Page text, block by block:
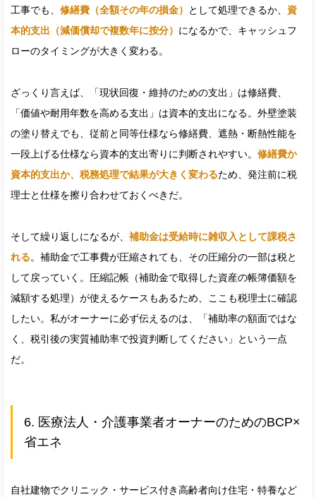
工事でも、 修繕費（全額その年の損金） として処理できるか、 資
本的支出（減価償却で複数年に按分） になるかで、キャッシュフ
ローのタイミングが大きく変わる。
ざっくり言えば、「現状回復・維持のための支出」は修繕費、
「価値や耐用年数を高める支出」は資本的支出になる。外壁塗装
の塗り替えでも、従前と同等仕様なら修繕費、遮熱・断熱性能を
一段上げる仕様なら資本的支出寄りに判断されやすい。 修繕費か
資本的支出か、税務処理で結果が大きく変わるため、発注前に税
理士と仕様を擦り合わせておくべきだ。
そして繰り返しになるが、 補助金は受給時に雑収入として課税さ
れる。補助金で工事費が圧縮されても、その圧縮分の一部は税と
して戻っていく。圧縮記帳（補助金で取得した資産の帳簿価額を
減額する処理）が使えるケースもあるため、ここも税理士に確認
したい。私がオーナーに必ず伝えるのは、「補助率の額面ではな
く、税引後の実質補助率で投資判断してください」という一点
だ。
6. 医療法人・介護事業者オーナーのためのBCP×
省エネ
自社建物でクリニック・サービス付き高齢者向け住宅・特養など